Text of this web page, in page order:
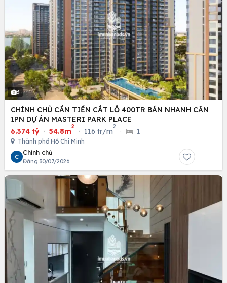
3
CHÍNH CHỦ CẦN TIỀN CẮT LỖ 400TR BÁN NHANH CĂN
1PN DỰ ÁN MASTERI PARK PLACE
6.374 tỷ · 54.8m
2
· 116 tr/m
2
· 1
Thành phố Hồ Chí Minh
C
Chính chủ
Đăng 30/07/2026